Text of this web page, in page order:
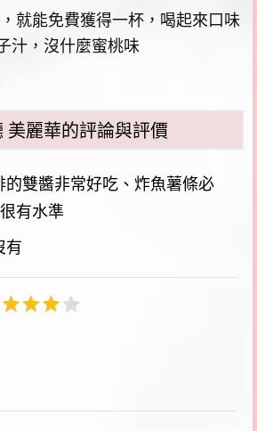
就能免費獲得一杯，喝起來口味
汁，沒什麼蜜桃味
美麗華的評論與評價
的雙醬非常好吃、炸魚薯條必
有水準
有